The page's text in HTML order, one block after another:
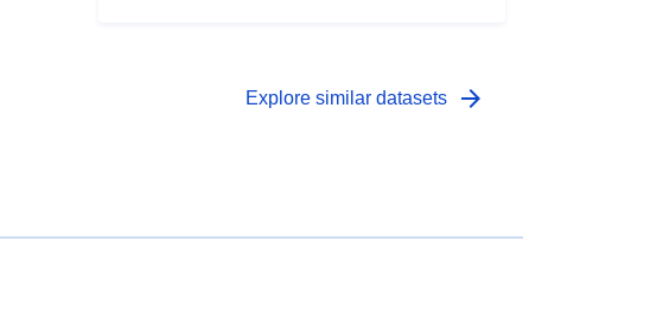
Explore similar datasets arrow_forward